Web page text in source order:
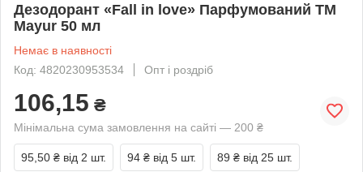
Дезодорант «Fall in love» Парфумований ТМ
Mayur 50 мл
Немає в наявності
Код: 4820230953534
Опт і роздріб
106,15 ₴
Мінімальна сума замовлення на сайті — 200 ₴
95,50 ₴ від 2 шт. 94 ₴ від 5 шт. 89 ₴ від 25 шт.